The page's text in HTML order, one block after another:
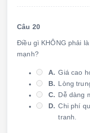
Câu 20
Điều gì KHÔNG phải
mạnh?
A. Giá cao
B. Lòng
C. Dễ dàng
D. Chi phí
tranh.